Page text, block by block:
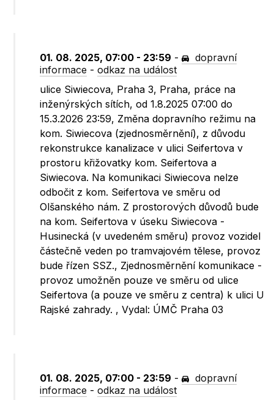
01. 08. 2025, 07:00 - 23:59 -
dopravní
informace -odkaz na událost
ulice Siwiecova, Praha 3, Praha, práce na
inženýrských sítích, od 1.8.2025 07:00 do
15.3.2026 23:59, Změna dopravního režimu na
kom. Siwiecova (zjednosměrnění), z důvodu
rekonstrukce kanalizace v ulici Seifertova v
prostoru křižovatky kom. Seifertova a
Siwiecova. Na komunikaci Siwiecova nelze
odbočit z kom. Seifertova ve směru od
Olšanského nám. Z prostorových důvodů bude
na kom. Seifertova v úseku Siwiecova -
Husinecká (v uvedeném směru) provoz vozidel
částečně veden po tramvajovém tělese, provoz
bude řízen SSZ., Zjednosměrnění komunikace -
provoz umožněn pouze ve směru od ulice
Seifertova (a pouze ve směru z centra) k ulici U
Rajské zahrady. , Vydal: ÚMČ Praha 03
01. 08. 2025, 07:00 - 23:59 -
dopravní
informace -odkaz na událost